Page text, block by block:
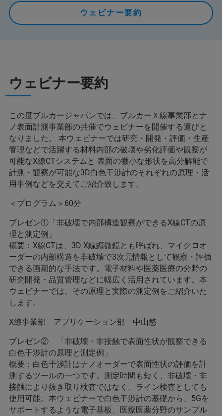
ウェビナー要約
ウェビナー要約
この度ブルカージャパンでは、ブルカーＸ線事業部とナ
ノ表面計測事業部の共催でウェビナーを開催する運びと
なりました。 本ウェビナーでは研究・開発・評価・生産
管理などで活躍する材料内部の破壊や劣化評価や観察が
可能なX線CTシステムと 表面の微小な形状を高分解能で
計測・観察が可能な3D白色干渉計のそれぞれの原理・活
用事例などを交えてご紹介致します。
＜プログラム＞60分
プレゼン①「非破壊で内部構造観察ができるX線CTの原
理と測定例」
概要：X線CTは、3D X線顕微鏡とも呼ばれ、マイクロオ
ーダーの内部構造を非破壊で3次元情報として観察・評価
できる画期的な手法です。電子材料や医薬医療の分野の
研究開発・品質管理などに幅広く活用されています。本
ウェビナーでは、その原理と実際の測定例をご紹介いた
します。
X線事業部 アプリケーション部 中山悠
プレゼン② 「非破壊・非接触で表面性状が観察できる
白色干渉計の原理と測定例」
概要：白色干渉計はナノオーダーで表面性状の評価を計
測するツールの一つです。測定時間も短く、非破壊・非
接触により抜き取り検査ではなく、ライン検査としても
使用可能。本ウェビナーで白色干渉計の基礎から、5Gを
サポートするような電子基板、医療医薬分野のサンプル